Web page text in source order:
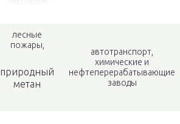
лесные
пожары,
природный
метан
автотранспорт,
химические и
нефтеперерабатывающие
заводы